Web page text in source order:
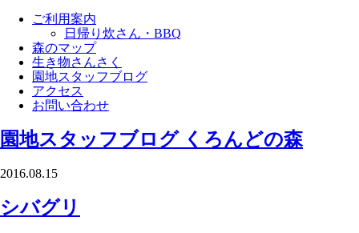
ご利用案内
日帰り炊さん・BBQ
森のマップ
生き物さんさく
園地スタッフブログ
アクセス
お問い合わせ
園地スタッフブログ くろんどの森
2016.08.15
シバグリ